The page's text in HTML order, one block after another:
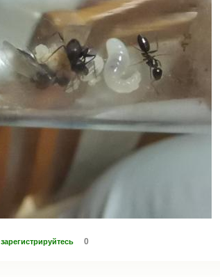
зарегистрируйтесь 0